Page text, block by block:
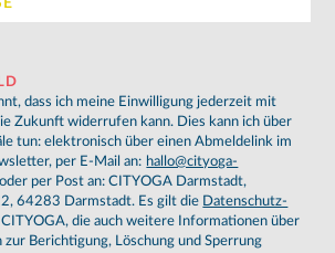
dass ich meine Ein­wil­li­gung jed­erzeit mit
Zukunft wider­rufen kann. Dies kann ich über
tun: elek­tronisch über ei­nen Ab­meldelink im
per E-Mail an: hallo@cityoga-
oder per Post an: CITYOGA Darmstadt,
64283 Darmstadt. Es gilt die Daten­schutz­
CITYOGA, die auch weitere In­for­ma­tio­nen über
zur Berich­ti­gung, Löschung und Sper­rung